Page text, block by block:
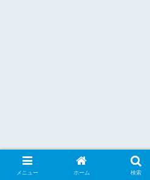
メニュー ホーム 検索